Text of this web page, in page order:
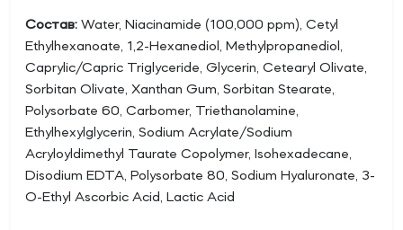
Состав: Water, Niacinamide (100,000 ppm), Cetyl
Ethylhexanoate, 1,2-Hexanediol, Methylpropanediol,
Caprylic/Capric Triglyceride, Glycerin, Cetearyl Olivate,
Sorbitan Olivate, Xanthan Gum, Sorbitan Stearate,
Polysorbate 60, Carbomer, Triethanolamine,
Ethylhexylglycerin, Sodium Acrylate/Sodium
Acryloyldimethyl Taurate Copolymer, Isohexadecane,
Disodium EDTA, Polysorbate 80, Sodium Hyaluronate, 3-
O-Ethyl Ascorbic Acid, Lactic Acid